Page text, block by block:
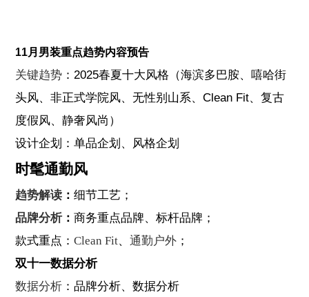
11月男装重点趋势内容预告
关键趋势 ：2025春夏十大风格（海滨多巴胺、嘻哈街
头风、非正式学院风、无性别山系、Clean Fit、复古
度假风、静奢风尚）
设计企划：单品企划、风格企划
时髦通勤风
趋势解读 ：细节工艺；
品牌分析：商务重点品牌、标杆品牌；
款式重点：Clean Fit、通勤户外 ；
双十一数据分析
数据分析 ：品牌分析、数据分析